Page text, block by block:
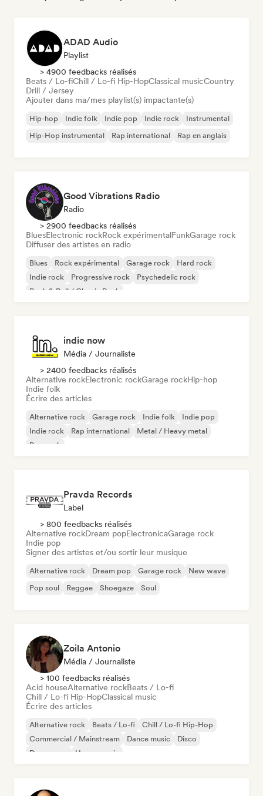
ADAD Audio
Playlist
> 4900 feedbacks réalisés
Beats / Lo-fiChill / Lo-fi Hip-HopClassical musicCountry
Drill / Jersey
Ajouter dans ma/mes playlist(s) impactante(s)
Hip-hop Indie folk Indie pop Indie rock
Instrumental
Hip-Hop instrumental
Rap international Rap en anglais
Good Vibrations Radio
Radio
> 2900 feedbacks réalisés
BluesElectronic rockRock expérimentalFunkGarage rock
Diffuser des artistes en radio
Blues Rock expérimental Garage rock
Hard rock
Indie rock
Progressive rock
Psychedelic rock
Rock & Roll / Classic Rock
indie now
Média / Journaliste
> 2400 feedbacks réalisés
Alternative rockElectronic rockGarage rockHip-hop
Indie folk
Écrire des articles
Alternative rock Garage rock Indie folk
Indie pop
Indie rock
Rap international
Metal / Heavy metal
Pop rock
Pravda Records
Label
> 800 feedbacks réalisés
Alternative rockDream popElectronicaGarage rock
Indie pop
Signer des artistes et/ou sortir leur musique
Alternative rock Dream pop Garage rock
New wave
Pop soul
Reggae Shoegaze Soul
Zoila Antonio
Média / Journaliste
> 100 feedbacks réalisés
Acid houseAlternative rockBeats / Lo-fi
Chill / Lo-fi Hip-HopClassical music
Écrire des articles
Alternative rock Beats / Lo-fi
Chill / Lo-fi Hip-Hop
Commercial / Mainstream
Dance music
Disco
Dream pop
House music